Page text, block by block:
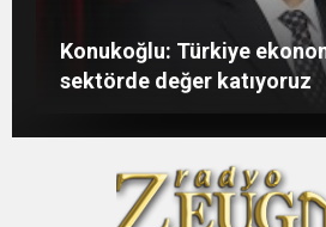
Havuz hijyeninin de büyük önem taşır
Konukoğlu: Türkiye
sektörde değer katıyoruz
GAÜN’de gri kod